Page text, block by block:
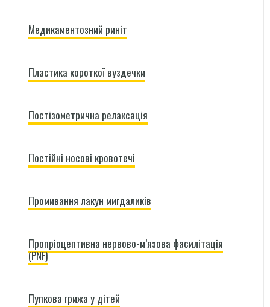
Медикаментозний риніт
Пластика короткої вуздечки
Постізометрична релаксація
Постійні носові кровотечі
Промивання лакун мигдаликів
Пропріоцептивна нервово-м’язова фасилітація
(PNF)
Пупкова грижа у дітей